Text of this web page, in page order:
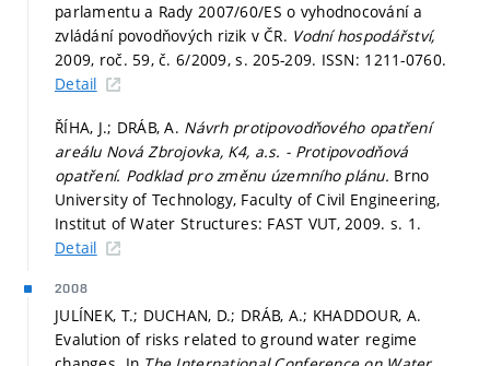
parlamentu a Rady 2007/60/ES o vyhodnocování a
zvládání povodňových rizik v ČR. Vodní hospodářství,
2009, roč. 59, č. 6/2009,s. 205-209. ISSN: 1211-0760.
Detail
ŘÍHA, J.; DRÁB, A. Návrh protipovodňového opatření
areálu Nová Zbrojovka, K4, a.s. - Protipovodňová
opatření. Podklad pro změnu územního plánu. Brno
University of Technology, Faculty of Civil Engineering,
Institut of Water Structures: FAST VUT, 2009. s. 1.
Detail
2008
JULÍNEK, T.; DUCHAN, D.; DRÁB, A.; KHADDOUR, A.
Evalution of risks related to ground water regime